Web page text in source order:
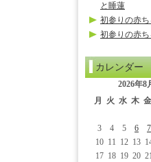
と睡蓮
初参りの赤ち
初参りの赤ち
カレンダー
2026年8
月
火 水 木 金
3
4 5 6 7
10 11 12 13
17 18 19 20